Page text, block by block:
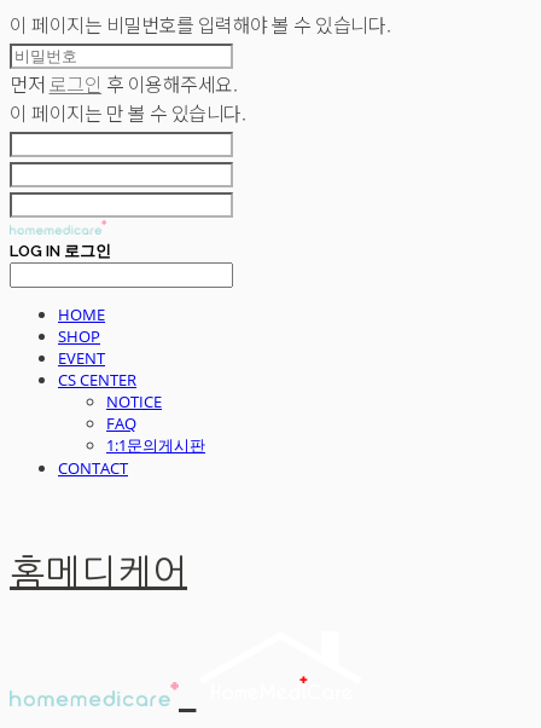
이 페이지는 비밀번호를 입력해야 볼 수 있습니다.
먼저 로그인 후 이용해주세요.
이 페이지는 만 볼 수 있습니다.
LOG IN 로그인
HOME
SHOP
EVENT
CS CENTER
NOTICE
FAQ
1:1문의게시판
CONTACT
홈메디케어